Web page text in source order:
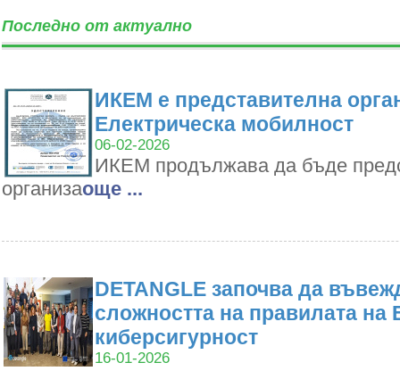
Последно от актуално
ИКЕМ е представителна
Електрическа мобилност
06-02-2026
ИКЕМ продължава да бъде
организаoще ...
DETANGLE започва да
сложността на правилата на
киберсигурност
16-01-2026